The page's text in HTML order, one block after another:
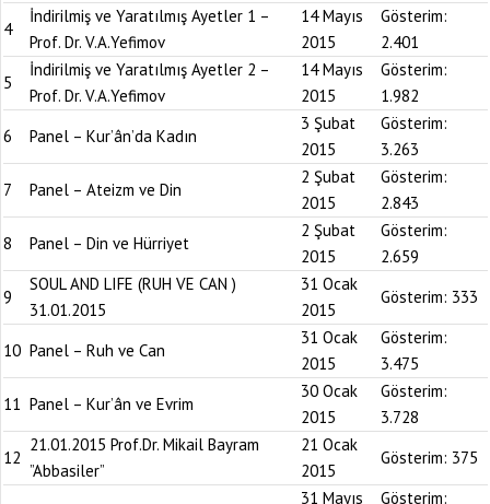
4
İndirilmiş ve Yaratılmış Ayetler 1 –
Prof. Dr. V.A.Yefimov
14 Mayıs
2015
Gösterim:
2.401
5
İndirilmiş ve Yaratılmış Ayetler 2 –
Prof. Dr. V.A.Yefimov
14 Mayıs
2015
Gösterim:
1.982
6
Panel – Kur’ân’da Kadın
3 Şubat
2015
Gösterim:
3.263
7
Panel – Ateizm ve Din
2 Şubat
2015
Gösterim:
2.843
8
Panel – Din ve Hürriyet
2 Şubat
2015
Gösterim:
2.659
9
SOUL AND LIFE (RUH VE CAN )
31.01.2015
31 Ocak
2015
Gösterim: 333
10 Panel – Ruh ve Can
31 Ocak
2015
Gösterim:
3.475
11 Panel – Kur’ân ve Evrim
30 Ocak
2015
Gösterim:
3.728
12
21.01.2015 Prof.Dr. Mikail Bayram
”Abbasiler”
21 Ocak
2015
Gösterim: 375
31 Mayıs
Gösterim: